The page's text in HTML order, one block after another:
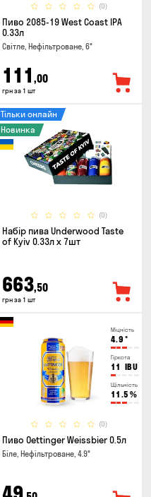
(0)
Пиво 2085-19 West Coast IPA
0.33л
Світле, Нефільтроване, 6°
111 ,00
грн за 1 шт
(0)
Тільки онлайн
Новинка
Набір пива Underwood Taste
of Kyiv 0.33л x 7шт
663,50
грн за 1 шт
Міцність
4.9 °
Гіркота
11 IBU
Щільність
11.5 %
(0)
Пиво Oettinger Weissbier 0.5л
Біле, Нефільтроване, 4.9°